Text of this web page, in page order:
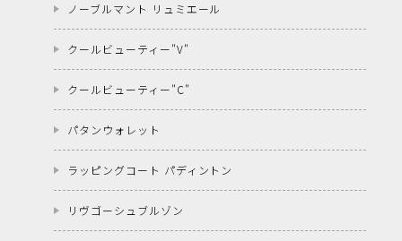
ノーブルマント リュミエール
クールビューティー"V"
クールビューティー"C"
パタンウォレット
ラッピングコート パディントン
リヴゴーシュブルゾン